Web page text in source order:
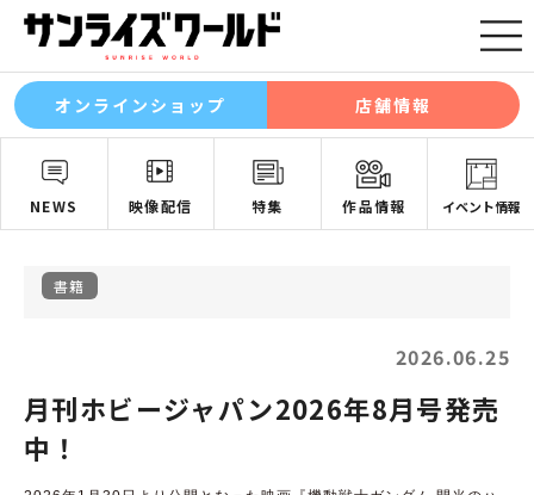
オンラインショップ 店舗情報
NEWS 映像配信 特集 作品情報 イベント情報
書籍
2026.06.25
月刊ホビージャパン2026年8月号発売
中！